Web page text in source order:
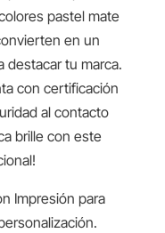
pastel mate
en un
destacar tu marca.
con certificación
al contacto
brille con este
Impresión para